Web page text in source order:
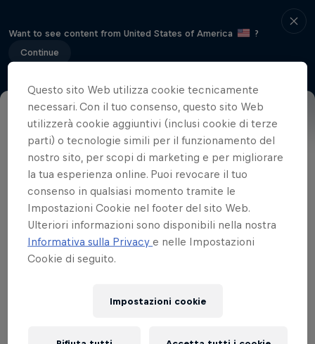
Want to see content from United States of America
?
Continue
Home Come arrivare FAQ Elenco di partenza
Partner
Questo sito Web utilizza cookie tecnicamente
necessari. Con il tuo consenso, questo sito Web
utilizzerà cookie aggiuntivi (inclusi cookie di terze
parti) o tecnologie simili per il funzionamento del
nostro sito, per scopi di marketing e per migliorare
la tua esperienza online. Puoi revocare il tuo
consenso in qualsiasi momento tramite le
Impostazioni Cookie nel footer del sito Web.
Ulteriori informazioni sono disponibili nella nostra
Informativa sulla Privacye nelle Impostazioni
Cookie di seguito.
Impostazioni cookie